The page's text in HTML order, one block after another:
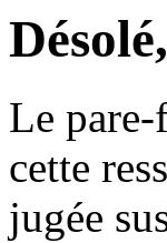
Le
cette
jugée